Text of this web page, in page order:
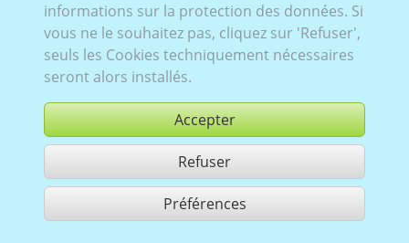
acheter
partager 1 résultats
informations sur la protection des données. Si
vous ne le souhaitez pas, cliquez sur 'Refuser',
seuls les Cookies techniquement nécessaires
seront alors installés.
Accepter
Refuser
Préférences